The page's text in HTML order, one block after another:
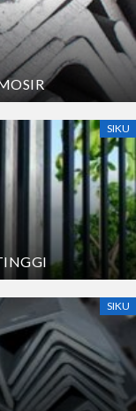
SIKU
SIKU